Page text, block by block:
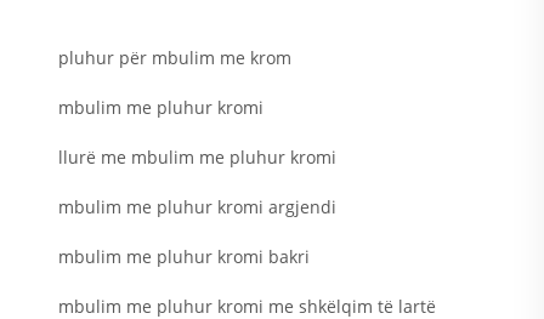
pluhur për mbulim me krom
mbulim me pluhur kromi
llurë me mbulim me pluhur kromi
mbulim me pluhur kromi argjendi
mbulim me pluhur kromi bakri
mbulim me pluhur kromi me shkëlqim të lartë